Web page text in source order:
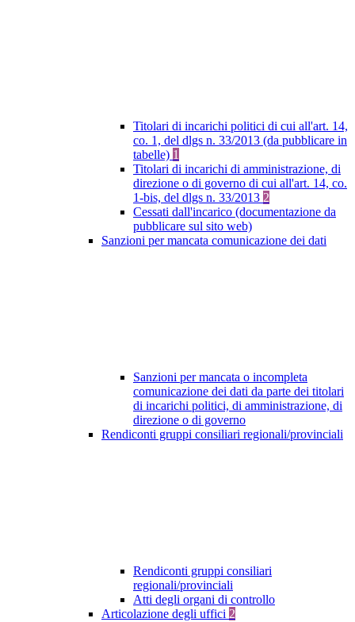
Titolari di incarichi politici di cui all'art. 14,
co. 1, del dlgs n. 33/2013 (da pubblicare in
tabelle) 1
Titolari di incarichi di amministrazione, di
direzione o di governo di cui all'art. 14, co.
1-bis, del dlgs n. 33/2013 2
Cessati dall'incarico (documentazione da
pubblicare sul sito web)
Sanzioni per mancata comunicazione dei dati
Sanzioni per mancata o incompleta
comunicazione dei dati da parte dei titolari
di incarichi politici, di amministrazione, di
direzione o di governo
Rendiconti gruppi consiliari regionali/provinciali
Rendiconti gruppi consiliari
regionali/provinciali
Atti degli organi di controllo
Articolazione degli uffici 2